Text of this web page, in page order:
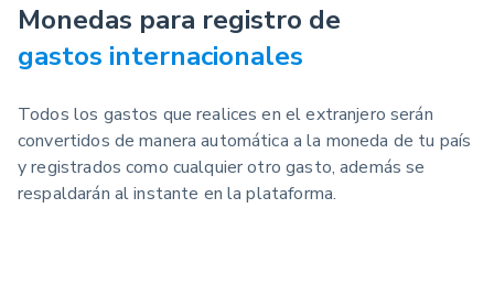
Monedas para registro de
gastos internacionales
Todos los gastos que realices en el extranjero serán
convertidos de manera automática a la moneda de tu país
y registrados como cualquier otro gasto, además se
respaldarán al instante en la plataforma.